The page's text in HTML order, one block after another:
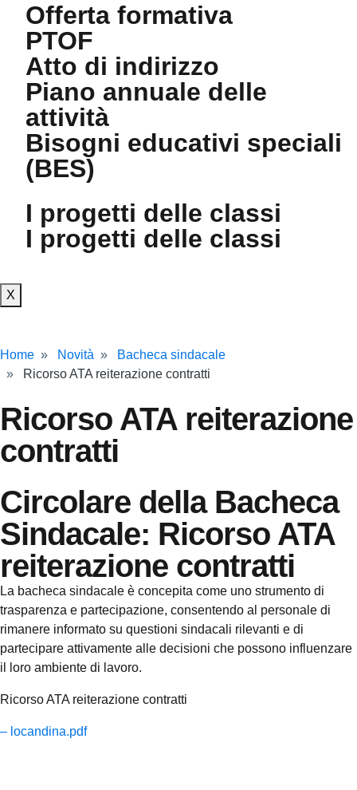
Offerta formativa
PTOF
Atto di indirizzo
Piano annuale delle
attività
Bisogni educativi speciali
(BES)
I progetti delle classi
I progetti delle classi
X
Home Novità
Bacheca sindacale
Ricorso ATA reiterazione contratti
Ricorso ATA reiterazione
contratti
Circolare della Bacheca
Sindacale: Ricorso ATA
reiterazione contratti
La bacheca sindacale è concepita come uno strumento di
trasparenza e partecipazione, consentendo al personale di
rimanere informato su questioni sindacali rilevanti e di
partecipare attivamente alle decisioni che possono influenzare
il loro ambiente di lavoro.
Ricorso ATA reiterazione contratti
– locandina.pdf